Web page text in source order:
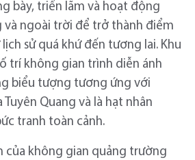
bày, triển lãm và hoạt động
và ngoài trời để trở thành điểm
sử quá khứ đến tương lai. Khu
trí không gian trình diễn ánh
biểu tượng tương ứng với
Quang và là hạt nhân
tranh toàn cảnh.
của không gian quảng trường